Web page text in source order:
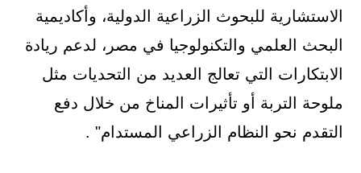
الاستشارية للبحوث الزراعية الدولية، وأكاديمية
البحث العلمي والتكنولوجيا في مصر، لدعم ريادة
الابتكارات التي تعالج العديد من التحديات مثل
ملوحة التربة أو تأثيرات المناخ من خلال دفع
التقدم نحو النظام الزراعي المستدام" .